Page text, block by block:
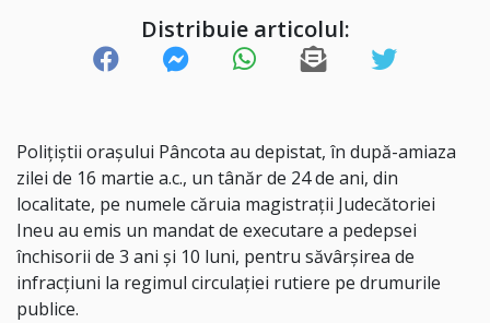
Distribuie articolul:
​Polițiștii orașului Pâncota au depistat, în după-amiaza
zilei de 16 martie a.c., un tânăr de 24 de ani, din
localitate, pe numele căruia magistrații Judecătoriei
Ineu au emis un mandat de executare a pedepsei
închisorii de 3 ani și 10 luni, pentru săvârșirea de
infracțiuni la regimul circulației rutiere pe drumurile
publice.